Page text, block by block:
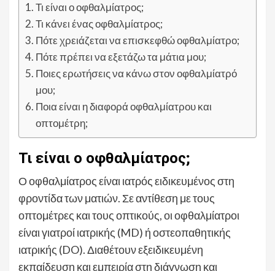
Τι είναι ο οφθαλμίατρος;
Τι κάνει ένας οφθαλμίατρος;
Πότε χρειάζεται να επισκεφθώ οφθαλμίατρο;
Πότε πρέπει να εξετάζω τα μάτια μου;
Ποιες ερωτήσεις να κάνω στον οφθαλμίατρό
μου;
Ποια είναι η διαφορά οφθαλμίατρου και
οπτομέτρη;
Τι είναι ο οφθαλμίατρος;
Ο οφθαλμίατρος είναι ιατρός ειδικευμένος στη
φροντίδα των ματιών. Σε αντίθεση με τους
οπτομέτρες και τους οπτικούς, οι οφθαλμίατροι
είναι γιατροί ιατρικής (MD) ή οστεοπαθητικής
ιατρικής (DO). Διαθέτουν εξειδικευμένη
εκπαίδευση και εμπειρία στη διάγνωση και